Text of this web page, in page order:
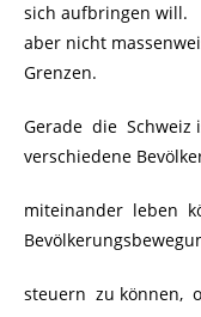
sich aufbringen will.
aber nicht
Grenzen.
Gerade die Schweiz
verschiedene
miteinander leben
steuern zu können,